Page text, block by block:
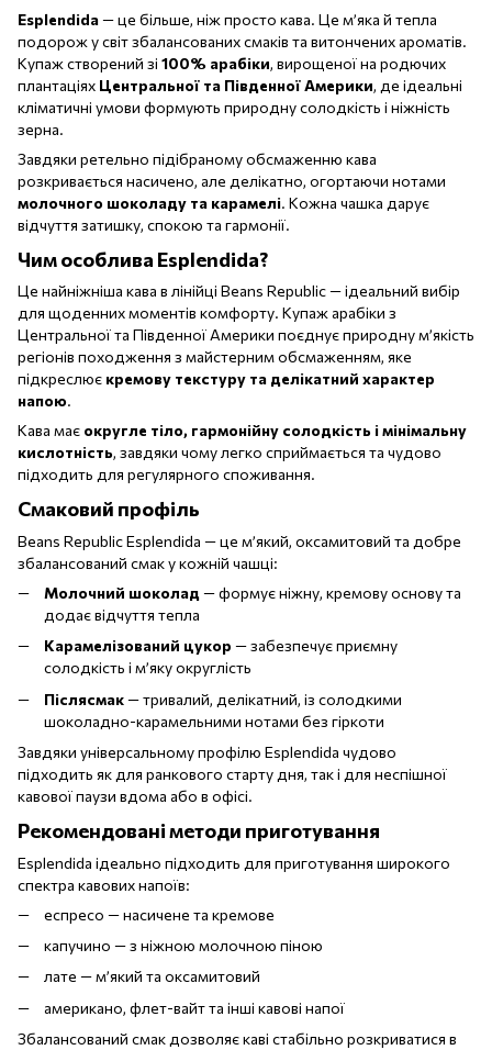
Esplendida— це більше, ніж просто кава. Це м’яка й тепла
подорож у світ збалансованих смаків та витончених ароматів.
Купаж створений зі 100% арабіки, вирощеної на родючих
плантаціях Центральної та Південної Америки, де ідеальні
кліматичні умови формують природну солодкість і ніжність
зерна.
Завдяки ретельно підібраному обсмаженню кава
розкривається насичено, але делікатно, огортаючи нотами
молочного шоколаду та карамелі. Кожна чашка дарує
відчуття затишку, спокою та гармонії.
Чим особлива Esplendida?
Це найнiжнiша кава в лінійці Beans Republic — ідеальний вибір
для щоденних моментів комфорту. Купаж арабіки з
Центральної та Південної Америки поєднує природну м’якість
регіонів походження з майстерним обсмаженням, яке
підкреслює кремову текстуру та делікатний характер
напою.
Кава має округле тіло, гармонійну солодкість і мінімальну
кислотність, завдяки чому легко сприймається та чудово
підходить для регулярного споживання.
Смаковий профіль
Beans Republic Esplendida — це м’який, оксамитовий та добре
збалансований смак у кожній чашці:
Молочний шоколад — формує ніжну, кремову основу та
додає відчуття тепла
Карамелізований цукор — забезпечує приємну
солодкість і м’яку округлість
Післясмак— тривалий, делікатний, із солодкими
шоколадно-карамельними нотами без гіркоти
Завдяки універсальному профілю Esplendida чудово
підходить як для ранкового старту дня, так і для неспішної
кавової паузи вдома або в офісі.
Рекомендовані методи приготування
Esplendida ідеально підходить для приготування широкого
спектра кавових напоїв:
еспресо — насичене та кремове
капучино — з ніжною молочною піною
лате — м’який та оксамитовий
американо, флет-вайт та інші кавові напої
Збалансований смак дозволяє каві стабільно розкриватися в